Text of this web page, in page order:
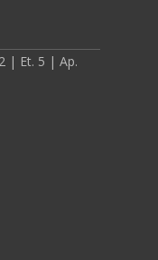
| Et. 5 | Ap.